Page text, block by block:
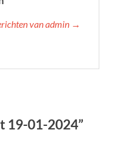
van admin →
19-01-2024”